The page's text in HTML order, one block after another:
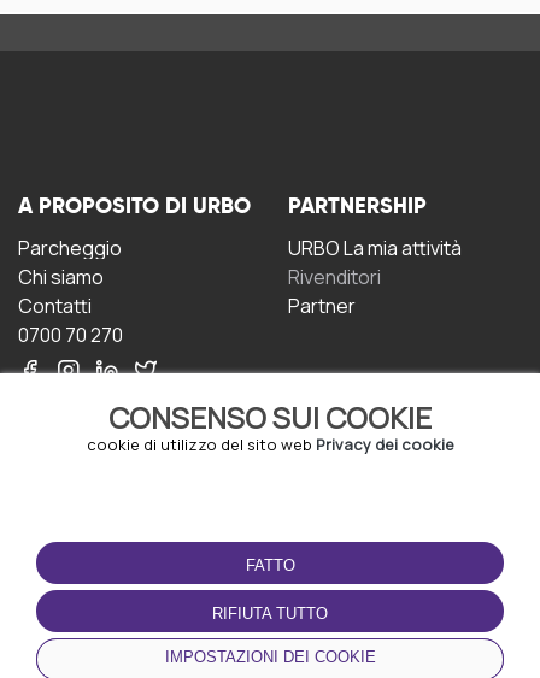
CONSENSO SUI COOKIE
cookie di utilizzo del sito web Privacy dei cookie
FATTO
RIFIUTA TUTTO
IMPOSTAZIONI DEI COOKIE
A PROPOSITO DI URBO
Parcheggio
Chi siamo
Contatti
0700 70 270
PARTNERSHIP
URBO La mia attività
Rivenditori
Partner
CONDIZIONI D'USO
Termini e Condizioni
Politica sulla riservatezza
Gestione dei Cookie
SCARICA L'APP